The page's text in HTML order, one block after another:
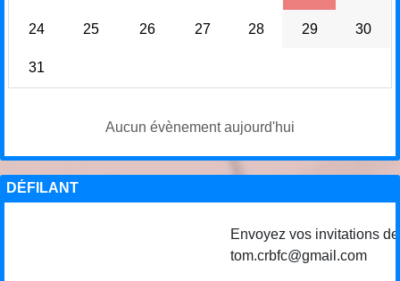
24 25 26 27 28 29 30
31
Aucun évènement aujourd'hui
DÉFILANT
Envoyez vos invitations de
tom.crbfc@gmail.com